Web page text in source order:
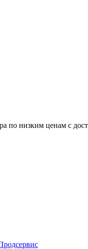
по низким ценам с